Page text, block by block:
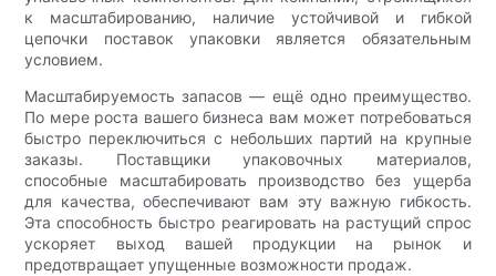
к масштабированию, наличие устойчивой и гибкой
цепочки поставок упаковки является обязательным
условием.
Масштабируемость запасов — ещё одно преимущество.
По мере роста вашего бизнеса вам может потребоваться
быстро переключиться с небольших партий на крупные
заказы. Поставщики упаковочных материалов,
способные масштабировать производство без ущерба
для качества, обеспечивают вам эту важную гибкость.
Эта способность быстро реагировать на растущий спрос
ускоряет выход вашей продукции на рынок и
предотвращает упущенные возможности продаж.